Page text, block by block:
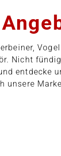
Nicht
entdecke
unsere Marke